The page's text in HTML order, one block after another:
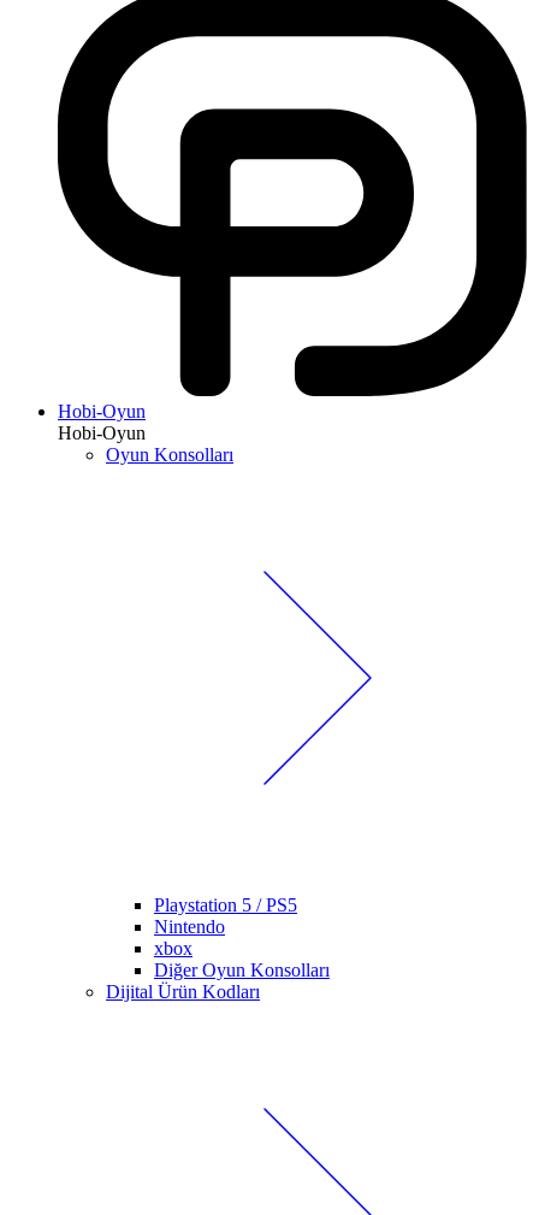
Hobi-Oyun
Hobi-Oyun
Oyun Konsolları
Playstation 5 / PS5
Nintendo
xbox
Diğer Oyun Konsolları
Dijital Ürün Kodları